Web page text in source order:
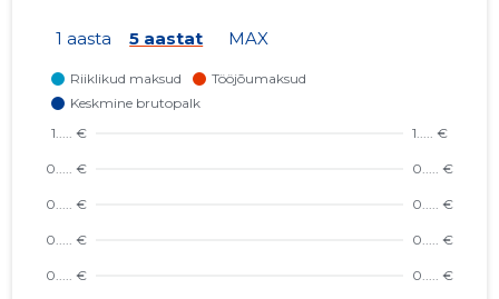
1 aasta 5 aastat MAX